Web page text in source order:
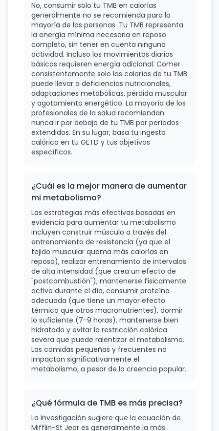
No, consumir solo tu TMB en calorías
generalmente no se recomienda para la
mayoría de las personas. Tu TMB representa
la energía mínima necesaria en reposo
completo, sin tener en cuenta ninguna
actividad. Incluso los movimientos diarios
básicos requieren energía adicional. Comer
consistentemente solo las calorías de tu TMB
puede llevar a deficiencias nutricionales,
adaptaciones metabólicas, pérdida muscular
y agotamiento energético. La mayoría de los
profesionales de la salud recomiendan
nunca ir por debajo de tu TMB por períodos
extendidos. En su lugar, basa tu ingesta
calórica en tu GETD y tus objetivos
específicos.
¿Cuál es la mejor manera de aumentar
mi metabolismo?
Las estrategias más efectivas basadas en
evidencia para aumentar tu metabolismo
incluyen construir músculo a través del
entrenamiento de resistencia (ya que el
tejido muscular quema más calorías en
reposo), realizar entrenamiento de intervalos
de alta intensidad (que crea un efecto de
"postcombustión"), mantenerse físicamente
activo durante el día, consumir proteína
adecuada (que tiene un mayor efecto
térmico que otros macronutrientes), dormir
lo suficiente (7-9 horas), mantenerse bien
hidratado y evitar la restricción calórica
severa que puede ralentizar el metabolismo.
Las comidas pequeñas y frecuentes no
impactan significativamente el
metabolismo, a pesar de la creencia popular.
¿Qué fórmula de TMB es más precisa?
La investigación sugiere que la ecuación de
Mifflin-St Jeor es generalmente la más